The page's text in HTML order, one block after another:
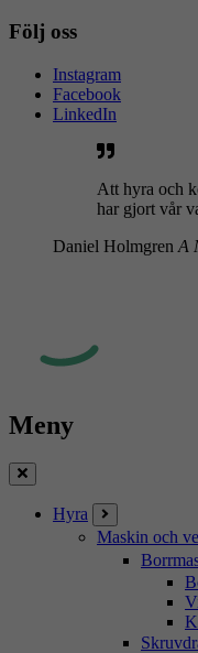
Följ oss
Instagram
Facebook
LinkedIn
Att hyra och
har gjort vår
Daniel Holmgren A
Meny
Stäng
Hyra
Maskin och